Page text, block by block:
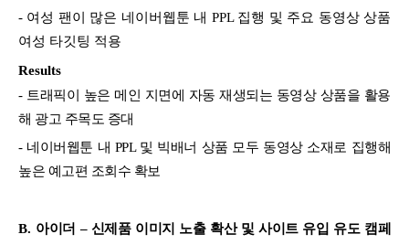
- 여성 팬이 많은 네이버웹툰 내 PPL 집행 및 주요 동영상 상품
여성 타깃팅 적용
Results
- 트래픽이 높은 메인 지면에 자동 재생되는 동영상 상품을 활용
해 광고 주목도 증대
- 네이버웹툰 내 PPL 및 빅배너 상품 모두 동영상 소재로 집행해
높은 예고편 조회수 확보
B. 아이더 – 신제품 이미지 노출 확산 및 사이트 유입 유도 캠페